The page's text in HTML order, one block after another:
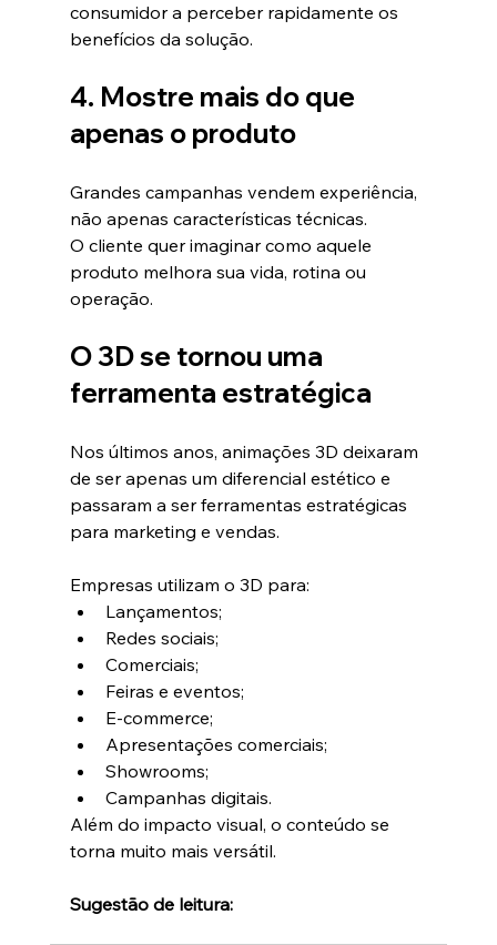
consumidor a perceber rapidamente os
benefícios da solução.
4. Mostre mais do que
apenas o produto
Grandes campanhas vendem experiência,
não apenas características técnicas.
O cliente quer imaginar como aquele
produto melhora sua vida, rotina ou
operação.
O 3D se tornou uma
ferramenta estratégica
Nos últimos anos, animações 3D deixaram
de ser apenas um diferencial estético e
passaram a ser ferramentas estratégicas
para marketing e vendas.
Empresas utilizam o 3D para:
Lançamentos;
Redes sociais;
Comerciais;
Feiras e eventos;
E-commerce;
Apresentações comerciais;
Showrooms;
Campanhas digitais.
Além do impacto visual, o conteúdo se
torna muito mais versátil.
Sugestão de leitura: